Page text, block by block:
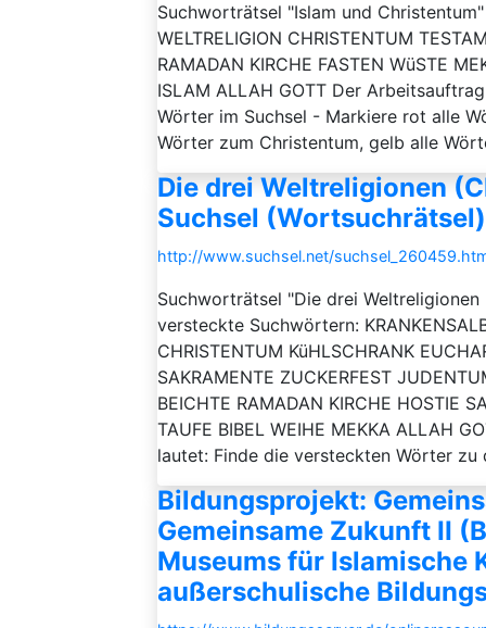
Suchworträtsel "Islam und
WELTRELIGION CHRISTENTUM
RAMADAN KIRCHE FASTEN WüSTE
ISLAM ALLAH GOTT Der
Wörter im Suchsel - Markiere rot alle
Wörter zum Christentum, gelb alle
Die drei Weltreligionen
Suchsel (Wortsuchrätsel)
http://www.suchsel.net/
Suchworträtsel "Die drei
versteckte Suchwörtern:
CHRISTENTUM KüHLSCHRANK
SAKRAMENTE ZUCKERFEST
BEICHTE RAMADAN KIRCHE HOSTIE
TAUFE BIBEL WEIHE MEKKA ALLAH
lautet: Finde die versteckten Wörter zu
Bildungsprojekt:
Gemeinsame Zukunft II
Museums für Islamische
außerschulische